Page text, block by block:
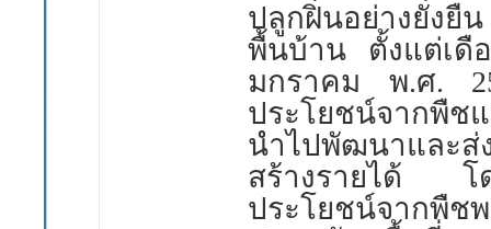
ปลูกฝิ่นอย่างยั่งยื
พื้นบ้าน ตั้งแต่เดื
มกราคม พ.ศ.
ประโยชน์จากพืช
นำไปพัฒนาและส่ง
สร้างรายได้ โด
ประโยชน์จากพืช